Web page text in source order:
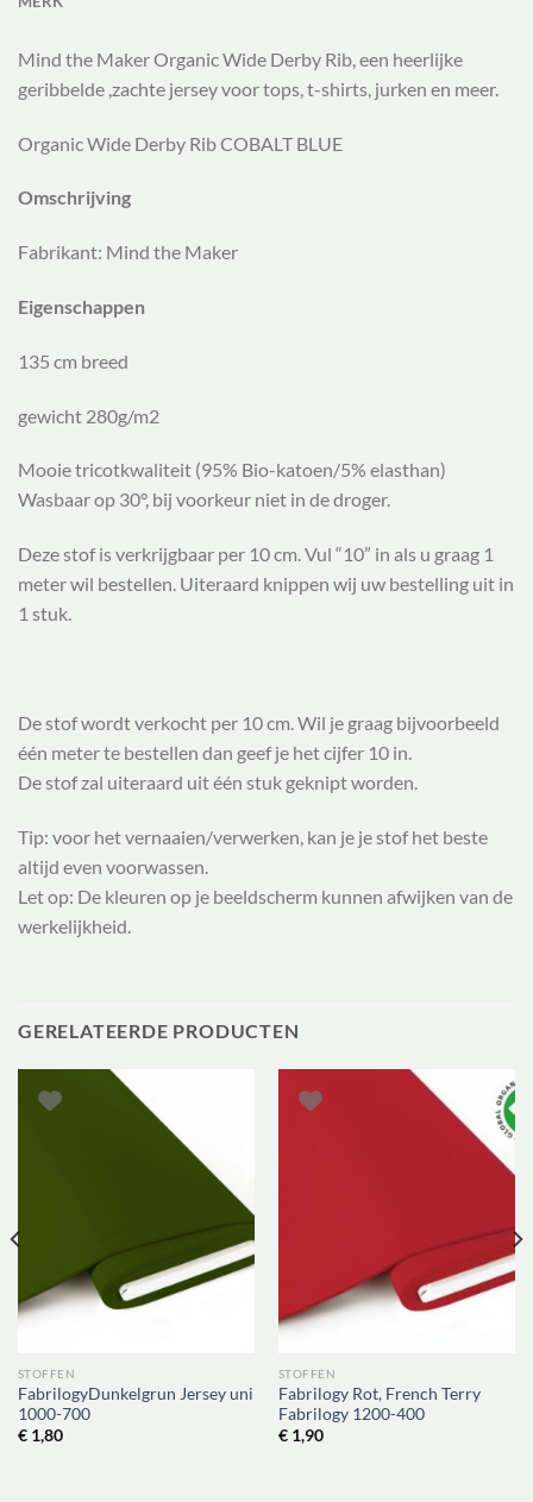
Mind the Maker Organic Wide Derby Rib, een heerlijke
geribbelde ,zachte jersey voor tops, t-shirts, jurken en meer.
Organic Wide Derby Rib COBALT BLUE
Omschrijving
Fabrikant: Mind the Maker
Eigenschappen
135 cm breed
gewicht 280g/m2
Mooie tricotkwaliteit (95% Bio-katoen/5% elasthan)
Wasbaar op 30°, bij voorkeur niet in de droger.
Deze stof is verkrijgbaar per 10 cm. Vul “10” in als u graag 1
meter wil bestellen. Uiteraard knippen wij uw bestelling uit in
1 stuk.
De stof wordt verkocht per 10 cm. Wil je graag bijvoorbeeld
één meter te bestellen dan geef je het cijfer 10 in.
De stof zal uiteraard uit één stuk geknipt worden.
Tip: voor het vernaaien/verwerken, kan je je stof het beste
altijd even voorwassen.
Let op: De kleuren op je beeldscherm kunnen afwijken van de
werkelijkheid.
GERELATEERDE PRODUCTEN
STOFFEN
FabrilogyDunkelgrun Jersey uni
1000-700
€1,80
STOFFEN
Fabrilogy Rot, French Terry
Fabrilogy 1200-400
€1,90